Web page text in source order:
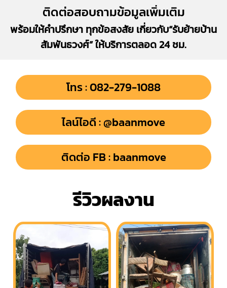
ติดต่อสอบถามข้อมูลเพิ่มเติม
พร้อมให้คำปรึกษา ทุกข้อสงสัย เกี่ยวกับ“รับย้ายบ้าน
สัมพันธวงศ์” ให้บริการตลอด 24 ชม.
โทร : 082-279-1088
ไลน์ไอดี : @baanmove
ติดต่อ FB : baanmove
รีวิวผลงาน